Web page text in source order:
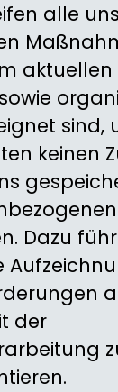
alle uns
aktuellen
sind,
keinen
Dazu
der